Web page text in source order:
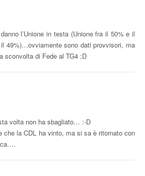
l’Unione in testa (Unione fra il 50% e il
49%)…ovviamente sono dati provvisori, ma
sconvolta di Fede al TG4 ;D
volta non ha sbagliato… :-D
che la CDL ha vinto, ma si sa è ritornato con